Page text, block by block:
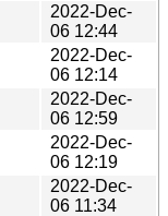
2022-Dec-
06 12:44
2022-Dec-
06 12:14
2022-Dec-
06 12:59
2022-Dec-
06 12:19
2022-Dec-
06 11:34